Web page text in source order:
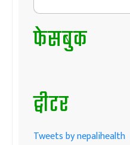
फेसबुक
ट्वीटर
Tweets by nepalihealth